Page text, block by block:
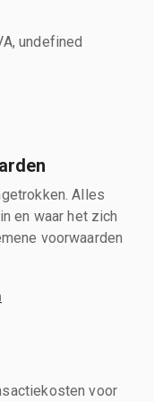
undefined
Alles
en waar het zich
voorwaarden
voor